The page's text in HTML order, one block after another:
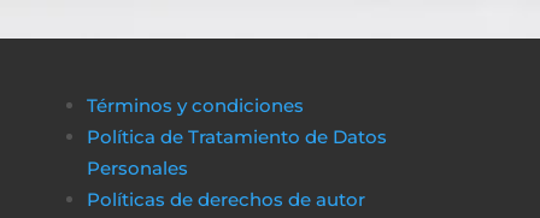
Términos y condiciones
Política de Tratamiento de Datos
Personales
Políticas de derechos de autor